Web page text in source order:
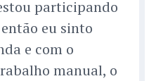
participando
eu sinto
e com o
manual, o